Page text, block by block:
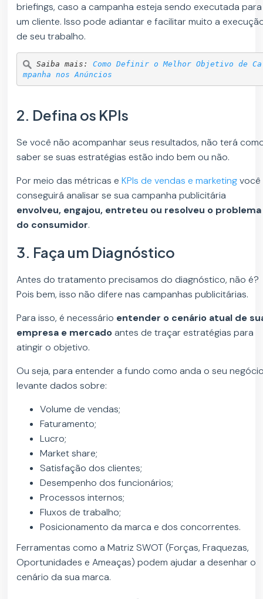
briefings, caso a campanha esteja sendo executada para
um cliente. Isso pode adiantar e facilitar muito a
de seu trabalho.
Saiba mais: Como Definir o Melhor Objetivo de Ca
mpanha nos Anúncios
2. Defina os KPIs
Se você não acompanhar seus resultados, não terá
saber se suas estratégias estão indo bem ou não.
Por meio das métricas eKPIs de vendas e marketingvocê
conseguirá analisar se sua campanha publicitária
envolveu, engajou, entreteu ou resolveu o problema
do consumidor.
3. Faça um Diagnóstico
Antes do tratamento precisamos do diagnóstico, não é?
Pois bem, isso não difere nas campanhas publicitárias.
Para isso, é necessário entender o cenário atual de
empresa e mercadoantes de traçar estratégias para
atingir o objetivo.
Ou seja, para entender a fundo como anda o seu
levante dados sobre:
Volume de vendas;
Faturamento;
Lucro;
Market share;
Satisfação dos clientes;
Desempenho dos funcionários;
Processos internos;
Fluxos de trabalho;
Posicionamento da marca e dos concorrentes.
Ferramentas como a Matriz SWOT (Forças, Fraquezas,
Oportunidades e Ameaças) podem ajudar a desenhar o
cenário da sua marca.